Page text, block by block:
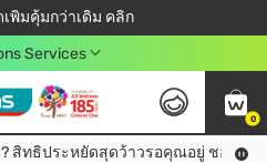
พิ่มคุ้มกว่าเดิม คลิก
รก ลดเพิ่มจุก ๆ 10%! 🎉
! เมื่อชอป 499฿
สัน คลับดียังไง?
Services
0
มีบัตรสมาชิกวัตสัน คลับรึยัง? สิทธิประหยัดสุดว้าวรอคุณอยู่ ชอปคุ้มกว่าเดิม คลิก!
สิทธิประหยัดสุดว้าวรอคุณอยู่ ชอปคุ้มก